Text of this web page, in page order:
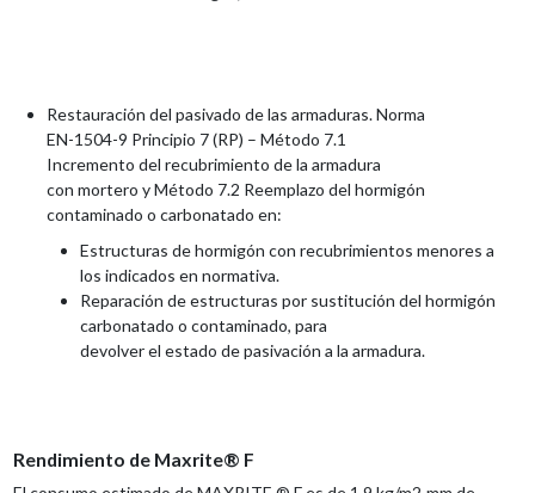
Restauración del pasivado de las armaduras.Norma
EN-1504-9 Principio 7 (RP) – Método 7.1
Incremento del recubrimiento de la armadura
con mortero y Método 7.2 Reemplazo del hormigón
contaminado o carbonatado en:
Estructuras de hormigón con recubrimientos menores a
los indicados en normativa.
Reparación de estructuras por sustitución del hormigón
carbonatado o contaminado, para
devolver el estado de pasivación a la armadura.
Rendimiento de Maxrite® F